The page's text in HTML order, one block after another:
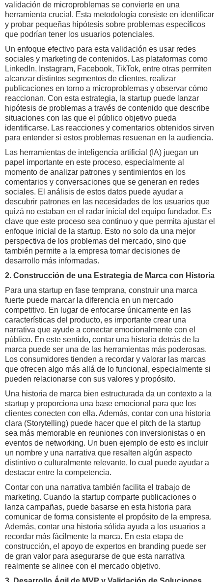
validación de microproblemas se convierte en una
herramienta crucial. Esta metodología consiste en identificar
y probar pequeñas hipótesis sobre problemas específicos
que podrían tener los usuarios potenciales.
Un enfoque efectivo para esta validación es usar redes
sociales y marketing de contenidos. Las plataformas como
LinkedIn, Instagram, Facebook, TikTok, entre otras permiten
alcanzar distintos segmentos de clientes, realizar
publicaciones en torno a microproblemas y observar cómo
reaccionan. Con esta estrategia, la startup puede lanzar
hipótesis de problemas a través de contenido que describe
situaciones con las que el público objetivo pueda
identificarse. Las reacciones y comentarios obtenidos sirven
para entender si estos problemas resuenan en la audiencia.
Las herramientas de inteligencia artificial (IA) juegan un
papel importante en este proceso, especialmente al
momento de analizar patrones y sentimientos en los
comentarios y conversaciones que se generan en redes
sociales. El análisis de estos datos puede ayudar a
descubrir patrones en las necesidades de los usuarios que
quizá no estaban en el radar inicial del equipo fundador. Es
clave que este proceso sea continuo y que permita ajustar el
enfoque inicial de la startup. Esto no solo da una mejor
perspectiva de los problemas del mercado, sino que
también permite a la empresa tomar decisiones de
desarrollo más informadas.
2. Construcción de una Estrategia de Marca con Historia
Para una startup en fase temprana, construir una marca
fuerte puede marcar la diferencia en un mercado
competitivo. En lugar de enfocarse únicamente en las
características del producto, es importante crear una
narrativa que ayude a conectar emocionalmente con el
público. En este sentido, contar una historia detrás de la
marca puede ser una de las herramientas más poderosas.
Los consumidores tienden a recordar y valorar las marcas
que ofrecen algo más allá de lo funcional, especialmente si
pueden relacionarse con sus valores y propósito.
Una historia de marca bien estructurada da un contexto a la
startup y proporciona una base emocional para que los
clientes conecten con ella. Además, contar con una historia
clara (Storytelling) puede hacer que el pitch de la startup
sea más memorable en reuniones con inversionistas o en
eventos de networking. Un buen ejemplo de esto es incluir
un nombre y una narrativa que resalten algún aspecto
distintivo o culturalmente relevante, lo cual puede ayudar a
destacar entre la competencia.
Contar con una narrativa también facilita el trabajo de
marketing. Cuando la startup comparte publicaciones o
lanza campañas, puede basarse en esta historia para
comunicar de forma consistente el propósito de la empresa.
Además, contar una historia sólida ayuda a los usuarios a
recordar más fácilmente la marca. En esta etapa de
construcción, el apoyo de expertos en branding puede ser
de gran valor para asegurarse de que esta narrativa
realmente se alinee con el mercado objetivo.